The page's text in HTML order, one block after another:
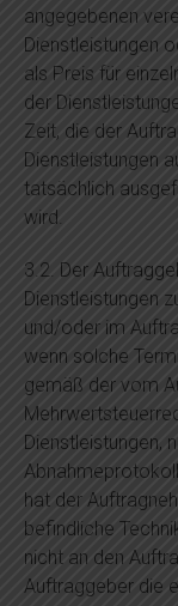
angegebenen
Dienstleistungen
als Preis für
der
Zeit, die der
Dienstleistungen
tatsächlich
wird.
3.2. Der
Dienstleistungen
und/oder im
wenn solche
gemäß der vom
Dienstleistungen,
hat der
befindliche
nicht an den
Auftraggeber die